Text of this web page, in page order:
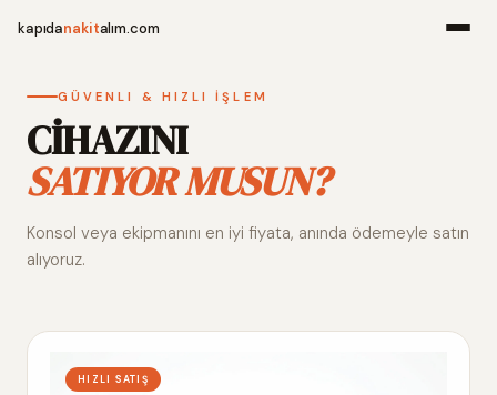
kapıdanakitalım.com
Alım
GÜVENLI & HIZLI İŞLEM
CİHAZINI
SATIYOR MUSUN?
Konsol veya ekipmanını en iyi fiyata, anında ödemeyle satın
alıyoruz.
HIZLI SATIŞ